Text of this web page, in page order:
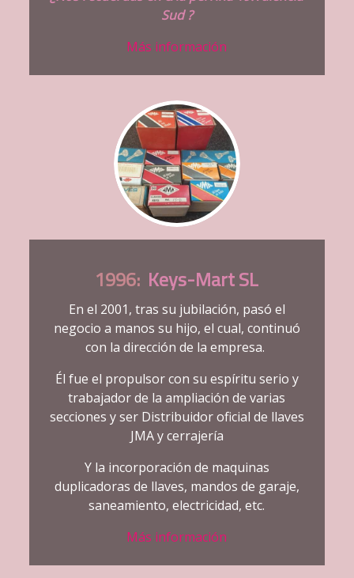
principales productos el emblistado de
bajo la marca deStop Bricolaje.
Sud ?
Más información
Keys-Mart SL
En el 2001, tras su jubilación, pasó el
negocio a manos su hijo, el cual, continuó
con la dirección de la empresa.
Él fue el propulsor con su espíritu serio y
trabajador de la ampliación de varias
secciones y ser Distribuidor oficial de llaves